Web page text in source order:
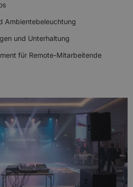
Ambientebeleuchtung
und Unterhaltung
für Remote-Mitarbeitende